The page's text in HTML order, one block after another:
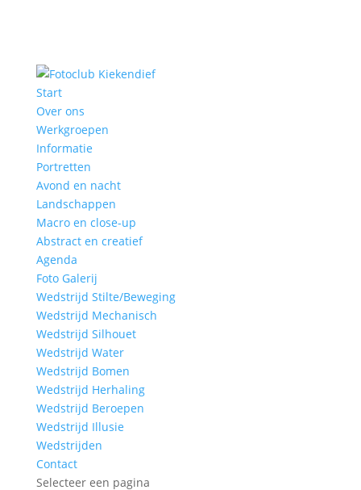
Start
Over ons
Werkgroepen
Informatie
Portretten
Avond en nacht
Landschappen
Macro en close-up
Abstract en creatief
Agenda
Foto Galerij
Wedstrijd Stilte/Beweging
Wedstrijd Mechanisch
Wedstrijd Silhouet
Wedstrijd Water
Wedstrijd Bomen
Wedstrijd Herhaling
Wedstrijd Beroepen
Wedstrijd Illusie
Wedstrijden
Contact
Selecteer een pagina